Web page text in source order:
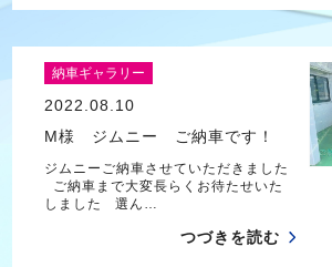
納車ギャラリー
2022.08.10
M様 ジムニー ご納車です！
ジムニーご納車させていただきました
ご納車まで大変長らくお待たせいた
しました 選ん…
つづきを読む